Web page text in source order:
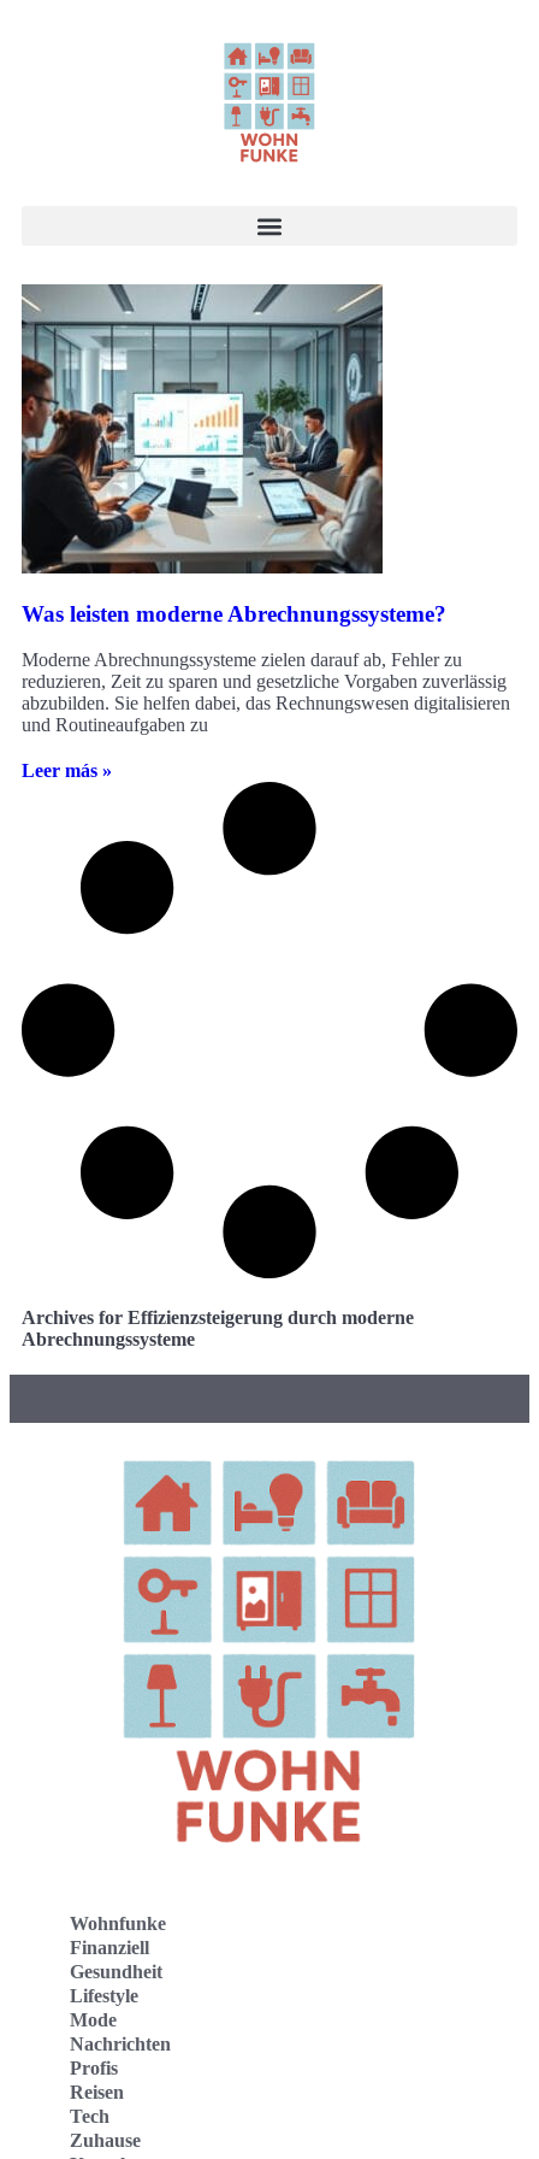
Was leisten moderne Abrechnungssysteme?
Moderne Abrechnungssysteme zielen darauf ab, Fehler zu
reduzieren, Zeit zu sparen und gesetzliche Vorgaben zuverlässig
abzubilden. Sie helfen dabei, das Rechnungswesen digitalisieren
und Routineaufgaben zu
Leer más »
Archives for Effizienzsteigerung durch moderne
Abrechnungssysteme
Wohnfunke
Finanziell
Gesundheit
Lifestyle
Mode
Nachrichten
Profis
Reisen
Tech
Zuhause